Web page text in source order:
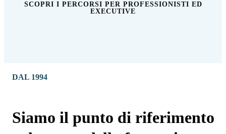
SCOPRI I PERCORSI PER PROFESSIONISTI ED
EXECUTIVE
DAL 1994
Siamo il punto di riferimento